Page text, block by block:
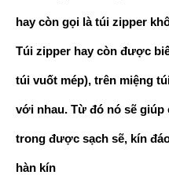
hay còn gọi là túi zipper
Túi zipper hay còn được
túi vuốt mép), trên miệng
với nhau. Từ đó nó sẽ giúp
trong được sạch sẽ, kín
hàn kín